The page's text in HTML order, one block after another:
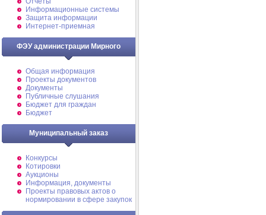
Информационные системы
Защита информации
Интернет-приемная
ФЭУ администрации Мирного
Общая информация
Проекты документов
Документы
Публичные слушания
Бюджет для граждан
Бюджет
Муниципальный заказ
Конкурсы
Котировки
Аукционы
Информация, документы
Проекты правовых актов о
нормировании в сфере закупок